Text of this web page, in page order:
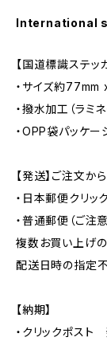
International
【国道標識ステッ
・サイズ約77mm
・撥水加工（ラミ
・OPP袋パッケー
【発送】ご注文か
・日本郵便クリッ
・普通郵便（ご注
複数お買い上げ
配送日時の指定
【納期】
・クリックポス